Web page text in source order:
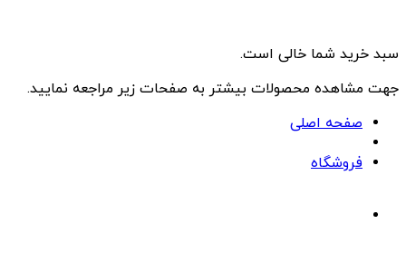
سبد خرید شما خالی است.
جهت مشاهده محصولات بیشتر به صفحات زیر مراجعه نمایید.
صفحه اصلی
فروشگاه